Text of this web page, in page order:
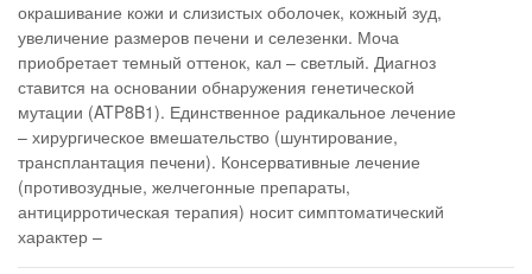
окрашивание кожи и слизистых оболочек, кожный зуд,
увеличение размеров печени и селезенки. Моча
приобретает темный оттенок, кал – светлый. Диагноз
ставится на основании обнаружения генетической
мутации (ATP8B1). Единственное радикальное лечение
– хирургическое вмешательство (шунтирование,
трансплантация печени). Консервативные лечение
(противозудные, желчегонные препараты,
антицирротическая терапия) носит симптоматический
характер –